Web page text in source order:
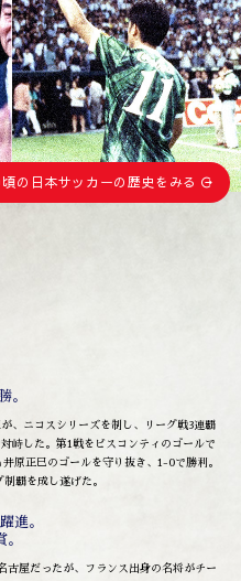
頃の日本サッカーの歴史をみる
。
、ニコスシリーズを制し、リーグ戦3連覇
峙した。第1戦をビスコンティのゴールで
原正巳のゴールを守り抜き、1-0で勝利。
覇を成し遂げた。
進。
古屋だったが、フランス出身の名将がチー